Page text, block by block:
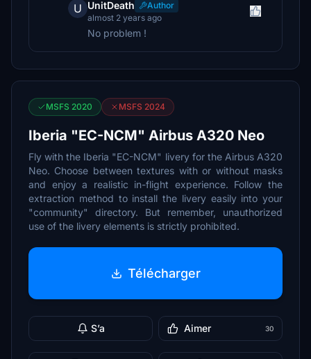
U UnitDeath
Author
almost 2 years ago
No problem !
MSFS 2020 MSFS 2024
Iberia "EC-NCM" Airbus A320 Neo
Fly with the Iberia "EC-NCM" livery for the Airbus A320
Neo. Choose between textures with or without masks
and enjoy a realistic in-flight experience. Follow the
extraction method to install the livery easily into your
"community" directory. But remember, unauthorized
use of the livery elements is strictly prohibited.
Télécharger
S’a Aimer 30